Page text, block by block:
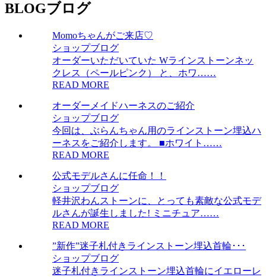
BLOGブログ
Momoちゃんがご来店♡
ショップブログ
オーダーいただいていた Wラインストーンネッ
クレス（ペールピンク） と、ホワ……
READ MORE
オーダーメイドハーネスのご紹介
ショップブログ
今回は、ぶらんちゃん用のラインストーン埋込ハ
ーネスをご紹介します。 ■ホワイト……
READ MORE
公式モデルさんに任命！！
ショップブログ
軽井沢わんストーンに、とっても素敵な公式モデ
ルさんが誕生しました! ミニチュア……
READ MORE
”新作”迷子札付きラインストーン埋込首輪･･･
ショップブログ
迷子札付きラインストーン埋込首輪にイエローレ